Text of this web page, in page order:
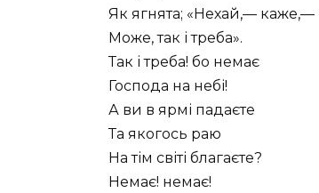
Як ягнята; «Нехай,— каже,—
Може, так і треба».
Так і треба! бо немає
Господа на небі!
А ви в ярмі падаєте
Та якогось раю
На тім світі благаєте?
Немає! немає!